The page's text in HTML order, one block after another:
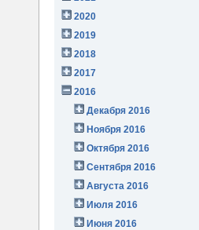
2020
2019
2018
2017
2016
Декабря 2016
Ноября 2016
Октября 2016
Сентября 2016
Августа 2016
Июля 2016
Июня 2016